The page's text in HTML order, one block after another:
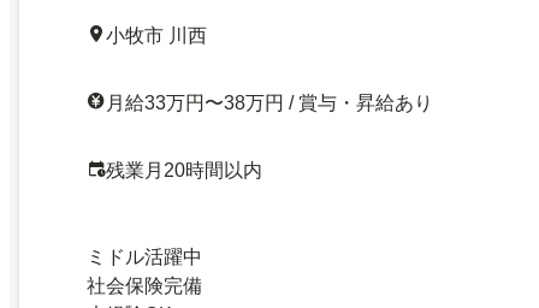
小牧市 川西
月給33万円〜38万円 / 賞与・昇給あり
残業月20時間以内
ミドル活躍中
社会保険完備